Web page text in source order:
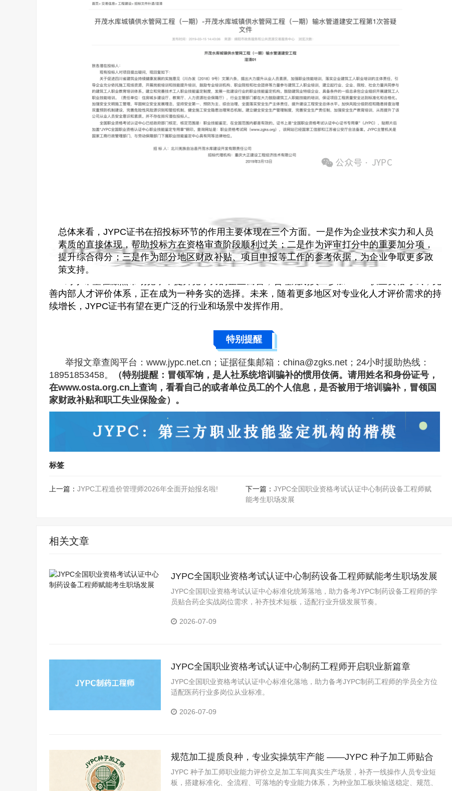
总体来看，JYPC证书在招投标环节的作用主要体现在三个方面。一是作为企业技术实力和人员
素质的直接体现，帮助投标方在资格审查阶段顺利过关；二是作为评审打分中的重要加分项，
提升综合得分；三是作为部分地区财政补贴、项目申报等工作的参考依据，为企业争取更多政
策支持。
善内部人才评价体系，正在成为一种务实的选择。未来，随着更多地区对专业化人才评价需求的持
续增长，JYPC证书有望在更广泛的行业和场景中发挥作用。
特别提醒
举报文章查阅平台：www.jypc.net.cn；证据征集邮箱：china@zgks.net；24小时援助热线：
18951853458。
（特别提醒：冒领军饷，是人社系统培训骗补的惯用伎俩。请用姓名和身份证号，
在www.osta.org.cn上查询，看看自己的或者单位员工的个人信息，是否被用于培训骗补，冒领国
家财政补贴和职工失业保险金）。
标签
上一篇： JYPC工程造价管理师2026年全面开始报名啦! 下一篇： JYPC全国职业资格考试认证中心制药设备工程师赋
能考生职场发展
相关文章
JYPC全国职业资格考试认证中心制药设备工程师赋能考生职场发展
JYPC全国职业资格考试认证中心标准化统筹落地，助力备考JYPC制药设备工程师的学
员贴合药企实战岗位需求，补齐技术短板，适配行业升级发展节奏。
2026-07-09
JYPC全国职业资格考试认证中心制药工程师开启职业新篇章
JYPC全国职业资格考试认证中心标准化落地，助力备考JYPC制药工程师的学员全方位
适配医药行业多岗位从业标准。
2026-07-09
规范加工提质良种，专业实操筑牢产能 ——JYPC 种子加工师贴合
产业现实专业解读
JYPC 种子加工师职业能力评价立足加工车间真实生产场景，补齐一线操作人员专业短
板，搭建标准化、全流程、可落地的专业能力体系，为种业加工板块输送稳定、规范、